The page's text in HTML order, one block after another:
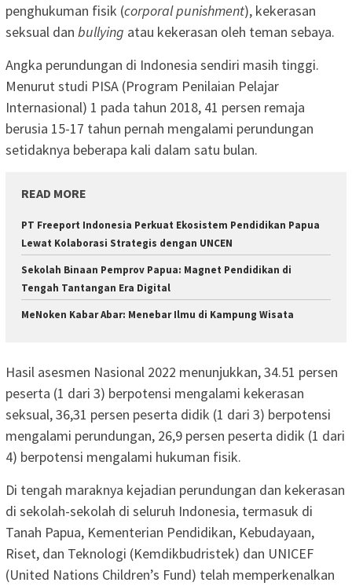
penghukuman fisik (corporal punishment), kekerasan
seksual dan bullying atau kekerasan oleh teman sebaya.
Angka perundungan di Indonesia sendiri masih tinggi.
Menurut studi PISA (Program Penilaian Pelajar
Internasional) 1 pada tahun 2018, 41 persen remaja
berusia 15-17 tahun pernah mengalami perundungan
setidaknya beberapa kali dalam satu bulan.
READ MORE
PT Freeport Indonesia Perkuat Ekosistem Pendidikan Papua
Lewat Kolaborasi Strategis dengan UNCEN
Sekolah Binaan Pemprov Papua: Magnet Pendidikan di
Tengah Tantangan Era Digital
MeNoken Kabar Abar: Menebar Ilmu di Kampung Wisata
Hasil asesmen Nasional 2022 menunjukkan, 34.51 persen
peserta (1 dari 3) berpotensi mengalami kekerasan
seksual, 36,31 persen peserta didik (1 dari 3) berpotensi
mengalami perundungan, 26,9 persen peserta didik (1 dari
4) berpotensi mengalami hukuman fisik.
Di tengah maraknya kejadian perundungan dan kekerasan
di sekolah-sekolah di seluruh Indonesia, termasuk di
Tanah Papua, Kementerian Pendidikan, Kebudayaan,
Riset, dan Teknologi (Kemdikbudristek) dan UNICEF
(United Nations Children’s Fund) telah memperkenalkan